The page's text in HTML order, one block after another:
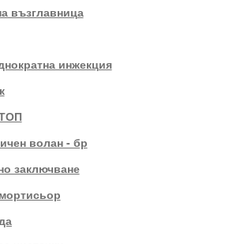
възглавница
инжекция
волан - бр
заключване